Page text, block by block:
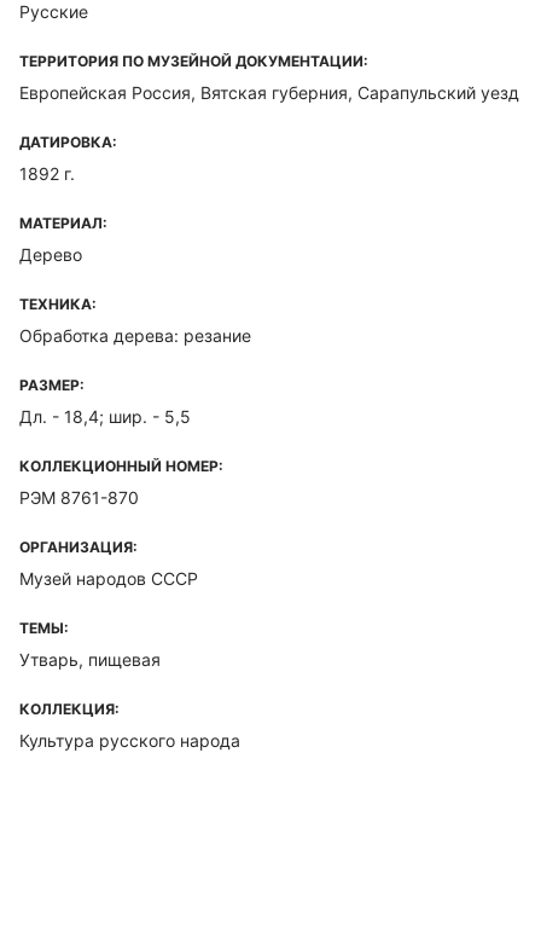
Русские
ТЕРРИТОРИЯ ПО МУЗЕЙНОЙ ДОКУМЕНТАЦИИ:
Европейская Россия, Вятская губерния, Сарапульский уезд
ДАТИРОВКА:
1892 г.
МАТЕРИАЛ:
Дерево
ТЕХНИКА:
Обработка дерева: резание
РАЗМЕР:
Дл. - 18,4; шир. - 5,5
КОЛЛЕКЦИОННЫЙ НОМЕР:
РЭМ 8761-870
ОРГАНИЗАЦИЯ:
Музей народов СССР
ТЕМЫ:
Утварь, пищевая
КОЛЛЕКЦИЯ:
Культура русского народа